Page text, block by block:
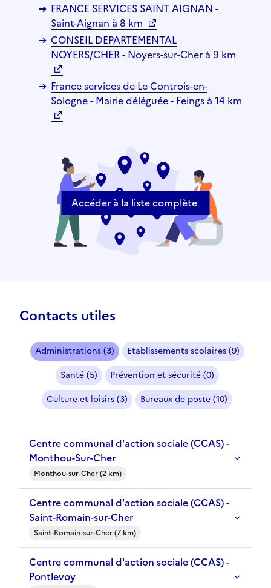
FRANCE SERVICES SAINT AIGNAN -
Saint-Aignan à 8 km
CONSEIL DEPARTEMENTAL
NOYERS/CHER - Noyers-sur-Cher à 9 km
France services de Le Controis-en-
Sologne - Mairie déléguée - Feings à 14 km
Accéder à la liste complète
Contacts utiles
Administrations (3)
Etablissements scolaires (9)
Santé (5)
Prévention et sécurité (0)
Culture et loisirs (3)
Bureaux de poste (10)
Centre communal d'action sociale (CCAS) -
Monthou-Sur-Cher
Monthou-sur-Cher (2 km)
Centre communal d'action sociale (CCAS) -
Saint-Romain-sur-Cher
Saint-Romain-sur-Cher (7 km)
Centre communal d'action sociale (CCAS) -
Pontlevoy